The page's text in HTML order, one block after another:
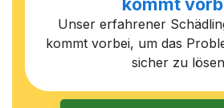
Unser erfahrener
kommt vorbei, um das
sicher zu